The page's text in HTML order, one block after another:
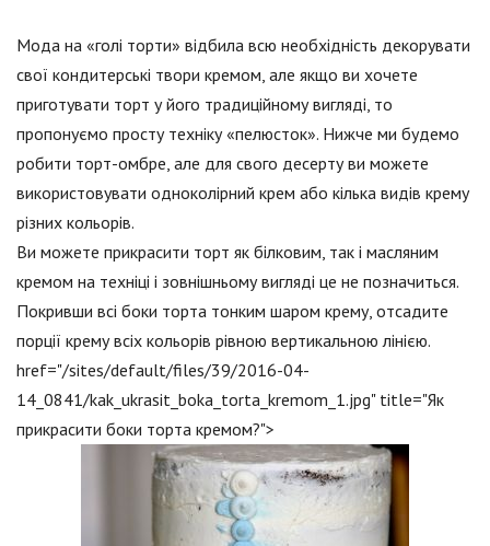
Мода на «голі торти» відбила всю необхідність декорувати
свої кондитерські твори кремом, але якщо ви хочете
приготувати торт у його традиційному вигляді, то
пропонуємо просту техніку «пелюсток». Нижче ми будемо
робити торт-омбре, але для свого десерту ви можете
використовувати одноколірний крем або кілька видів крему
різних кольорів.
Ви можете прикрасити торт як білковим, так і масляним
кремом на техніці і зовнішньому вигляді це не позначиться.
Покривши всі боки торта тонким шаром крему, отсадите
порції крему всіх кольорів рівною вертикальною лінією.
href="/sites/default/files/39/2016-04-
14_0841/kak_ukrasit_boka_torta_kremom_1.jpg" title="Як
прикрасити боки торта кремом?">